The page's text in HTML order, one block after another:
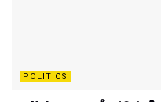
POLITICS